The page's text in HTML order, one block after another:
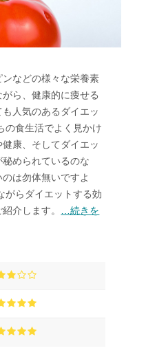
ンなどの様々な栄養素
ら、健康的に痩せる
人気のあるダイエッ
の食生活でよく見かけ
康、そしてダイエッ
秘められているのな
は勿体無いですよ
がらダイエットする効
介します。
…続きを